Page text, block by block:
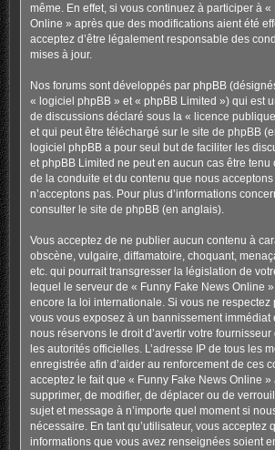
même. En effet, si vous continuez à participer à
Online » après que des modifications aient été
acceptez d’être légalement responsable des
mises à jour.
Nos forums sont développés par phpBB
« logiciel phpBB » et « phpBB Limited ») qui est
de discussions déclaré sous la « licence
et qui peut être téléchargé sur le site de phpBB
logiciel phpBB a pour seul but de faciliter les
et phpBB Limited ne peut en aucun cas être tenu
de la conduite et du contenu que nous
n’acceptons pas. Pour plus d’informations
consulter le site de phpBB(en anglais).
Vous acceptez de ne publier aucun contenu à
obscène, vulgaire, diffamatoire, choquant,
etc. qui pourrait transgresser la législation de
lequel le serveur de « Funny Fake News Online
encore la loi internationale. Si vous ne respectez
vous vous exposez à un bannissement immédiat
nous réservons le droit d’avertir votre fournisseur
les autorités officielles. L’adresse IP de tous les
enregistrée afin d’aider au renforcement de ces
acceptez le fait que « Funny Fake News Online »
supprimer, de modifier, de déplacer ou de
sujet et message à n’importe quel moment si
nécessaire. En tant qu’utilisateur, vous acceptez
informations que vous avez renseignées soient